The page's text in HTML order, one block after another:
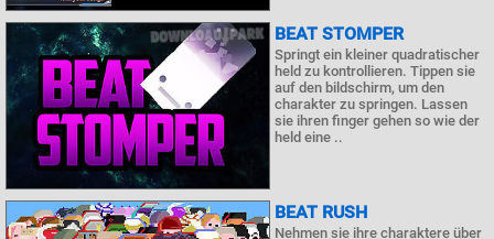
BEAT STOMPER
Springt ein kleiner quadratischer
held zu kontrollieren. Tippen sie
auf den bildschirm, um den
charakter zu springen. Lassen
sie ihren finger gehen so wie der
held eine ..
BEAT RUSH
Nehmen sie ihre charaktere über